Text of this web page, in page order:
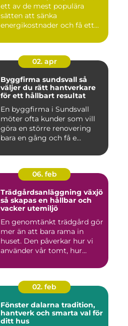
ett av de mest populära
sätten att sänka
energikostnader och få ett
02. apr
Byggfirma sundsvall så
väljer du rätt hantverkare
för ett hållbart resultat
En byggfirma i Sundsvall
möter ofta kunder som vill
göra en större renovering
bara en gång och få e...
06. feb
Trädgårdsanläggning växjö
så skapas en hållbar och
vacker utemiljö
En genomtänkt trädgård gör
mer än att bara rama in
huset. Den påverkar hur vi
använder vår tomt, hur...
02. feb
Fönster dalarna tradition,
hantverk och smarta val för
ditt hus